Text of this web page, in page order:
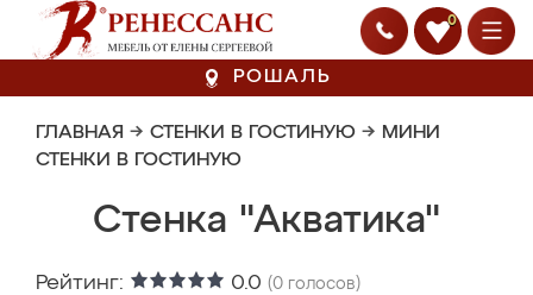
0
РОШАЛЬ
ГЛАВНАЯ → СТЕНКИ В ГОСТИНУЮ → МИНИ
СТЕНКИ В ГОСТИНУЮ
Стенка "Акватика"
Рейтинг: 0.0 (0 голосов)